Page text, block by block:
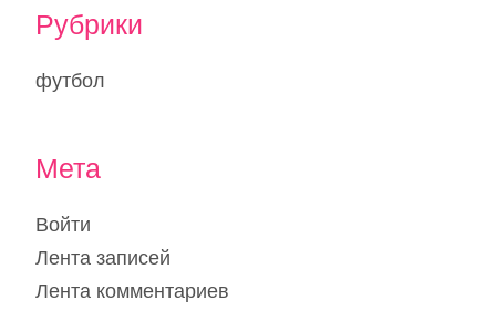
Рубрики
футбол
Мета
Войти
Лента записей
Лента комментариев